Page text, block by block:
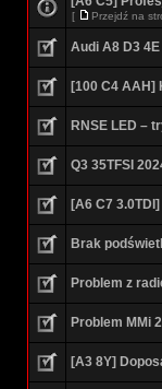
[ Przejdź na
Audi A8 D3
[100 C4 AAH]
RNSE LED –
Q3 35TFSI
[A6 C7
Brak
Problem z
Problem MMi
[A3 8Y]